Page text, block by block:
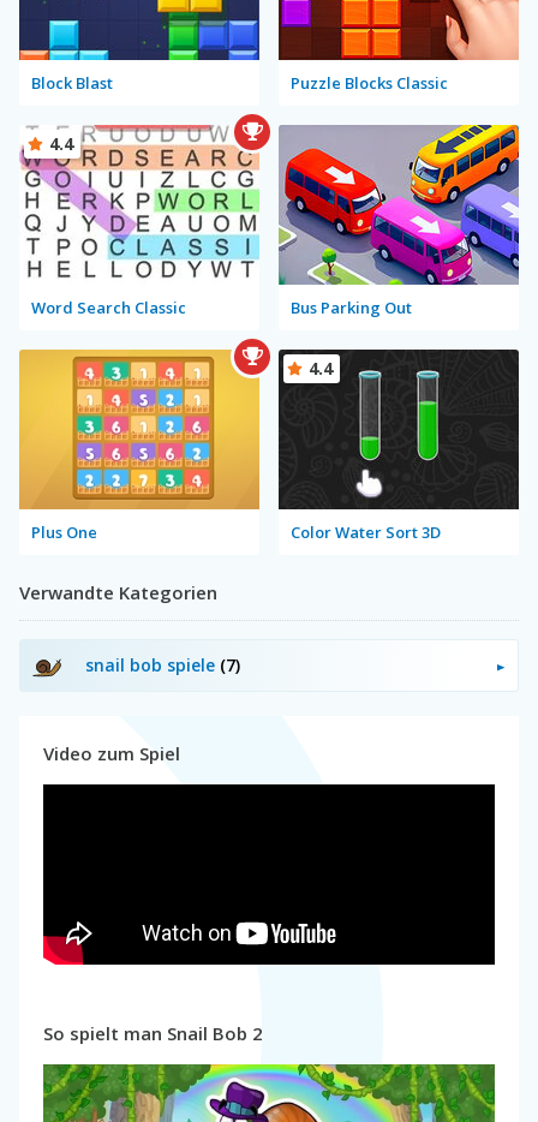
Block Blast Puzzle Blocks Classic
Word Search Classic
4.4
Bus Parking Out
Plus One Color Water Sort 3D
4.4
Verwandte Kategorien
snail bob spiele (7)
Video zum Spiel
So spielt man Snail Bob 2